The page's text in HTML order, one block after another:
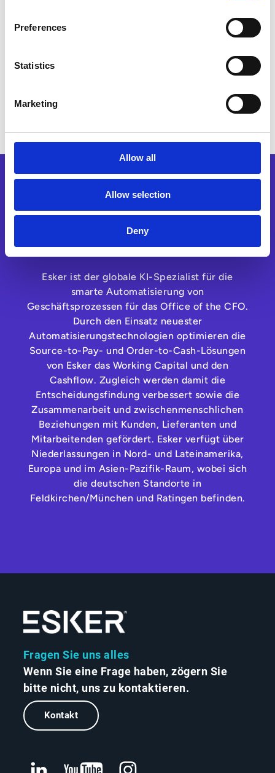
Preferences
Statistics
Marketing
Allow all
Allow selection
Deny
Abrechnungsformat in Frankreich – kompakt
Über Esker
Esker ist der globale KI-Spezialist für die
smarte Automatisierung von
Geschäftsprozessen für das Office of the CFO.
Durch den Einsatz neuester
Automatisierungstechnologien optimieren die
Source-to-Pay- und Order-to-Cash-Lösungen
von Esker das Working Capital und den
Cashflow. Zugleich werden damit die
Entscheidungsfindung verbessert sowie die
Zusammenarbeit und zwischenmenschlichen
Beziehungen mit Kunden, Lieferanten und
Mitarbeitenden gefördert. Esker verfügt über
Niederlassungen in Nord- und Lateinamerika,
Europa und im Asien-Pazifik-Raum, wobei sich
die deutschen Standorte in
Feldkirchen/München und Ratingen befinden.
Fragen Sie uns alles
Wenn Sie eine Frage haben, zögern Sie
bitte nicht, uns zu kontaktieren.
Kontakt